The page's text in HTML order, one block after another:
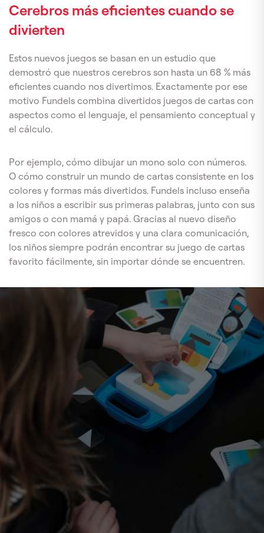
Cerebros más eficientes cuando se
divierten
Estos nuevos juegos se basan en un estudio que
demostró que nuestros cerebros son hasta un 68 % más
eficientes cuando nos divertimos. Exactamente por ese
motivo Fundels combina divertidos juegos de cartas con
aspectos como el lenguaje, el pensamiento conceptual y
el cálculo.
Por ejemplo, cómo dibujar un mono solo con números.
O cómo construir un mundo de cartas consistente en los
colores y formas más divertidos. Fundels incluso enseña
a los niños a escribir sus primeras palabras, junto con sus
amigos o con mamá y papá. Gracias al nuevo diseño
fresco con colores atrevidos y una clara comunicación,
los niños siempre podrán encontrar su juego de cartas
favorito fácilmente, sin importar dónde se encuentren.